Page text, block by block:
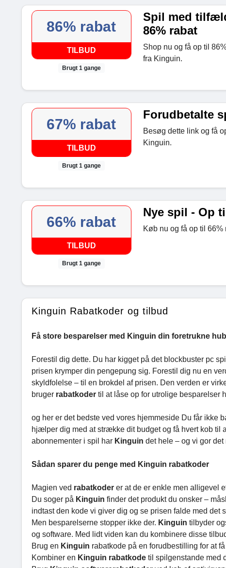
86% rabat
TILBUD
Brugt 1 gange
Spil med
86% rabat
Shop nu og få op til
fra Kinguin.
67% rabat
TILBUD
Brugt 1 gange
Forudbetalte
Besøg dette link og få
Kinguin.
66% rabat
TILBUD
Brugt 1 gange
Nye spil - Op
Køb nu og få op til
Kinguin Rabatkoder og tilbud
Få store besparelser med Kinguin din foretrukne
Forestil dig dette. Du har kigget på det blockbuster pc
prisen krymper din pengepung sig. Forestil dig nu en
skyldfolelse – til en brokdel af prisen. Den verden er
bruger rabatkoder til at låse op for utrolige besparelser
og her er det bedste ved vores hjemmeside Du får ikke
hjælper dig med at strække dit budget og få hvert kob til
abonnementer i spil har Kinguin det hele – og vi gor det
Sådan sparer du penge med Kinguin rabatkoder
Magien ved rabatkoder er at de er enkle men alligevel
Du soger på Kinguin finder det produkt du onsker –
indtast den kode vi giver dig og se prisen falde med det
Men besparelserne stopper ikke der. Kinguin tilbyder
og software. Med lidt viden kan du kombinere disse
Brug en Kinguin rabatkode på en forudbestilling for at
Kombiner en Kinguin rabatkode til spilgenstande med